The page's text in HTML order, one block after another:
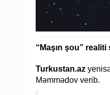
“Maşın şou”
Turkustan.az
Məmmədov verib.